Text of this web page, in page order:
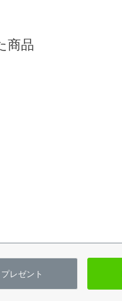
商品
レゼント